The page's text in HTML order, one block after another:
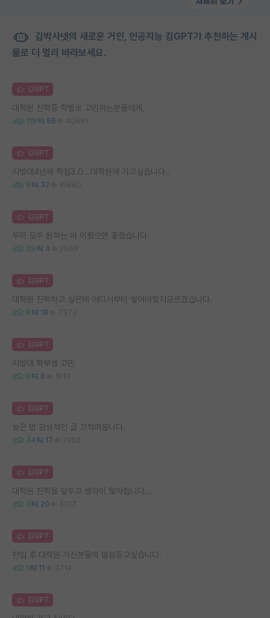
김박사넷의 새로운 거인, 인공지능 김GPT가 추천하는 게시
물로 더 멀리 바라보세요.
김GPT
대학원 진학중 학벌로 고민하는분들에게,
119 56 40691
김GPT
지방대4년제 학점3.0...대학원에 가고싶습니다..
8 32 10860
김GPT
우리 모두 원하는 바 이뤘으면 좋겠습니다.
39 4 2569
김GPT
대학원 진학하고 싶은데 어디서부터 엎어야할지모르겠습니다.
8 18 7373
김GPT
지방대 학부생 고민
0 0 1813
김GPT
늦은 밤 감성적인 글 끄적여봅니다.
34 17 2982
김GPT
대학원 진학을 앞두고 생각이 많아집니다...
3 20 3017
김GPT
편입 후 대학원 가신분들의 말씀듣고싶습니다.
1 11 3714
김GPT